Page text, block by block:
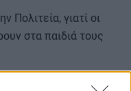
Πολιτεία, γιατί οι
στα παιδιά τους